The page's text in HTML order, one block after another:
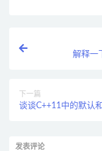
解释一
下一篇
谈谈C++11中的默认
发表评论